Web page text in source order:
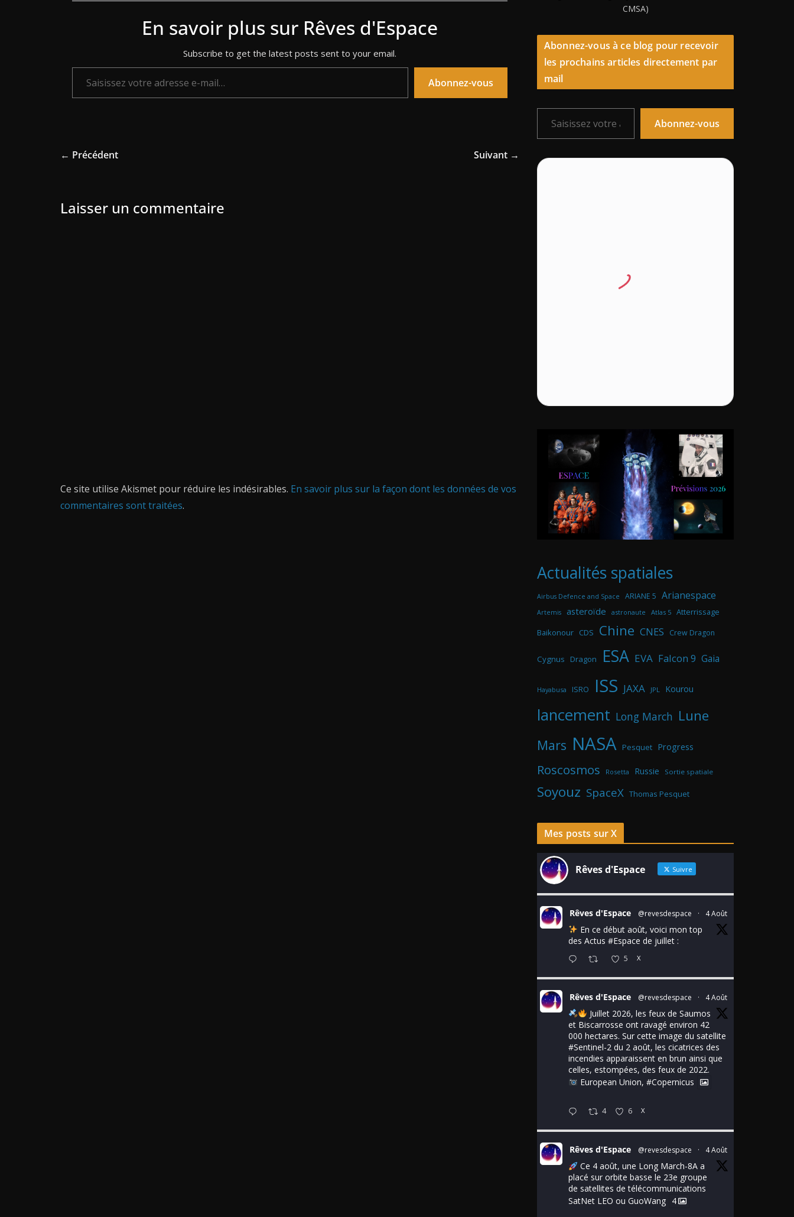
En savoir plus sur Rêves d'Espace
Subscribe to get the latest posts sent to your email.
Saisissez votre adresse e-mail…
Abonnez-vous
← Précédent Suivant →
Laisser un commentaire
Ce site utilise Akismet pour réduire les indésirables. En savoir plus sur la façon dont les données de vos
commentaires sont traitées.
CMSA)
Abonnez-vous à ce blog pour recevoir
les prochains articles directement par
mail
Saisissez votre adresse e-mail…
Abonnez-vous
Actualités spatiales
Airbus Defence and Space ARIANE 5 Arianespace
Artemis asteroïde astronaute Atlas 5 Atterrissage
Baikonour CDS Chine CNES Crew Dragon
Cygnus Dragon ESA EVA Falcon 9 Gaia
Hayabusa ISRO ISS JAXA JPL Kourou
lancement Long March Lune
Mars NASA Pesquet Progress
Roscosmos Rosetta Russie Sortie spatiale
Soyouz SpaceX Thomas Pesquet
Mes posts sur X
Rêves d'Espace Suivre
Rêves d'Espace @revesdespace · 4 Août
En ce début août, voici mon top
des Actus #Espace de juillet :
5 X
Rêves d'Espace @revesdespace · 4 Août
Juillet 2026, les feux de Saumos
et Biscarrosse ont ravagé environ 42
000 hectares. Sur cette image du satellite
#Sentinel-2 du 2 août, les cicatrices des
incendies apparaissent en brun ainsi que
celles, estompées, des feux de 2022.
European Union, #Copernicus
4 6 X
Rêves d'Espace @revesdespace · 4 Août
Ce 4 août, une Long March-8A a
placé sur orbite basse le 23e groupe
de satellites de télécommunications
SatNet LEO ou GuoWang 4